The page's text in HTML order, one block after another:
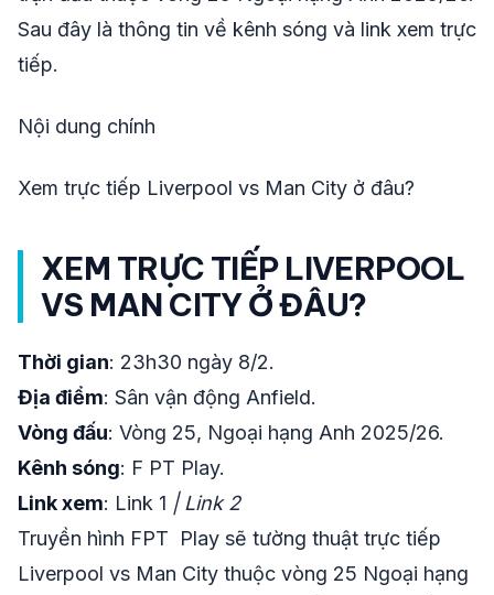
Sau đây là thông tin về kênh sóng và link xem trực
tiếp.
Nội dung chính
Xem trực tiếp Liverpool vs Man City ở đâu?
XEM TRỰC TIẾP LIVERPOOL
VS MAN CITY Ở ĐÂU?
Thời gian: 23h30 ngày 8/2.
Địa điểm: Sân vận động Anfield.
Vòng đấu: Vòng 25, Ngoại hạng Anh 2025/26.
Kênh sóng: F PT Play.
Link xem: Link 1 | Link 2
Truyền hình FPT Play sẽ tường thuật trực tiếp
Liverpool vs Man City thuộc vòng 25 Ngoại hạng